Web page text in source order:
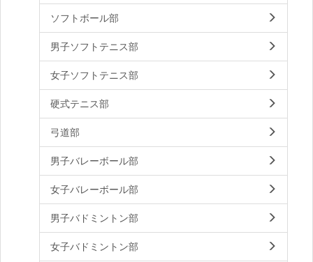
ソフトボール部
男子ソフトテニス部
女子ソフトテニス部
硬式テニス部
弓道部
男子バレーボール部
女子バレーボール部
男子バドミントン部
女子バドミントン部